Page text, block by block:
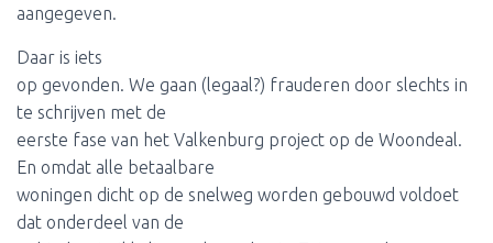
aangegeven.
Daar is iets
op gevonden. We gaan (legaal?) frauderen door slechts in
te schrijven met de
eerste fase van het Valkenburg project op de Woondeal.
En omdat alle betaalbare
woningen dicht op de snelweg worden gebouwd voldoet
dat onderdeel van de